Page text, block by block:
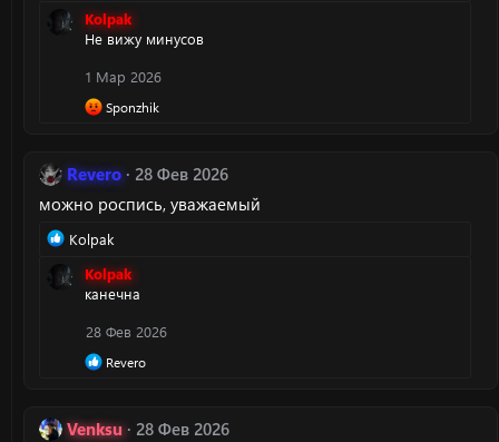
а
к
и
и
Kolpak
Не вижу минусов
1 Мар 2026
Р
ц
и
Sponzhik
Revero
28 Фев 2026
можно роспись, уважаемый
Р
а
Kolpak
Kolpak
канечна
28 Фев 2026
Р
ц
Revero
Venksu
28 Фев 2026